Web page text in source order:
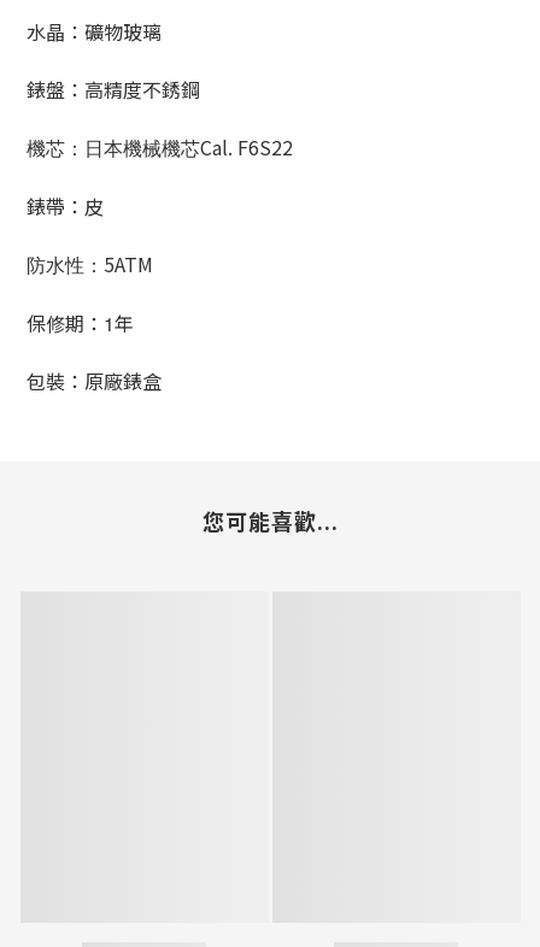
水晶：礦物玻璃
錶盤：高精度不銹鋼
機芯：日本機械機芯Cal. F6S22
錶帶：皮
防水性： 5ATM
保修期： 1年
包裝：原廠錶盒
您可能喜歡...